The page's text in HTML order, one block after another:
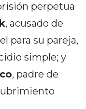
perpetua
, acusado de
para su pareja,
simple; y
, padre de